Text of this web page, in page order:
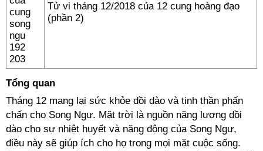
Tử vi tháng 12/2018 của 12 cung hoàng đạo
(phần 2)
Tổng quan
Tháng 12 mang lại sức khỏe dồi dào và tinh thần phấn
chấn cho Song Ngư. Mặt trời là nguồn năng lượng dồi
dào cho sự nhiệt huyết và năng động của Song Ngư,
điều này sẽ giúp ích cho họ trong mọi mặt cuộc sống.